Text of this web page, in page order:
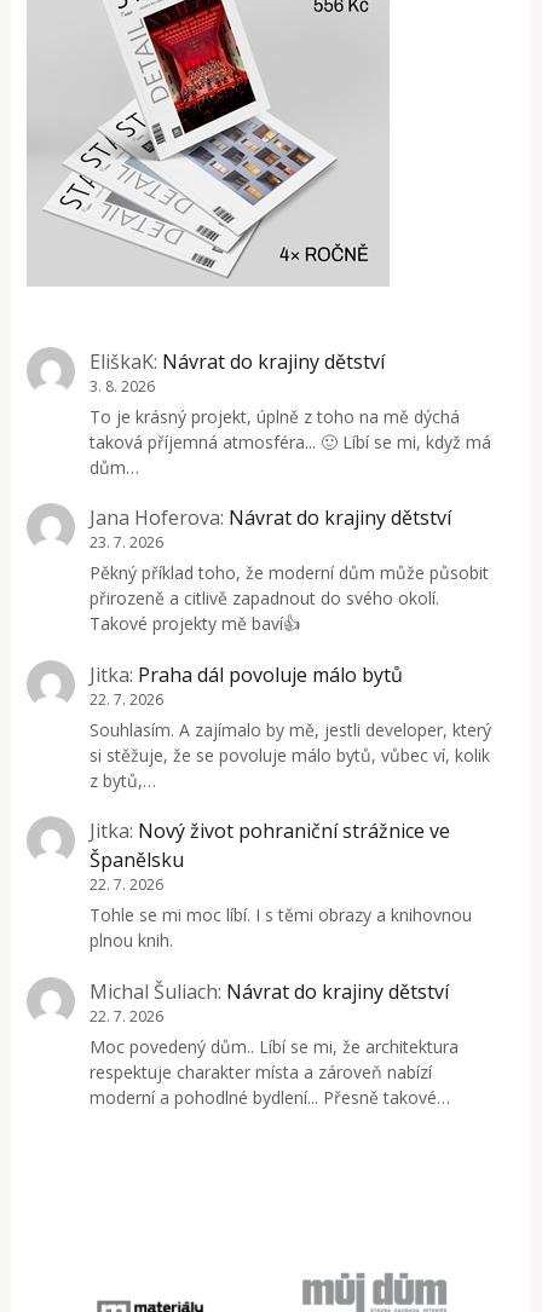
EliškaK: Návrat do krajiny dětství
3. 8. 2026
To je krásný projekt, úplně z toho na mě dýchá
taková příjemná atmosféra... 🙂 Líbí se mi, když má
dům…
Jana Hoferova: Návrat do krajiny dětství
23. 7. 2026
Pěkný příklad toho, že moderní dům může působit
přirozeně a citlivě zapadnout do svého okolí.
Takové projekty mě baví👍
Jitka: Praha dál povoluje málo bytů
22. 7. 2026
Souhlasím. A zajímalo by mě, jestli developer, který
si stěžuje, že se povoluje málo bytů, vůbec ví, kolik
z bytů,…
Jitka: Nový život pohraniční strážnice ve
Španělsku
22. 7. 2026
Tohle se mi moc líbí. I s těmi obrazy a knihovnou
plnou knih.
Michal Šuliach: Návrat do krajiny dětství
22. 7. 2026
Moc povedený dům.. Líbí se mi, že architektura
respektuje charakter místa a zároveň nabízí
moderní a pohodlné bydlení... Přesně takové…